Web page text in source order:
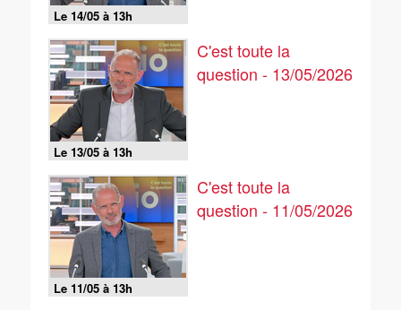
Le 14/05 à 13h
Le 13/05 à 13h
C'est toute la
question - 13/05/2026
Le 11/05 à 13h
C'est toute la
question - 11/05/2026